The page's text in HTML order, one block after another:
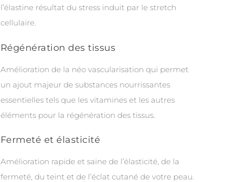
l’élastine résultat du stress induit par le stretch
cellulaire.
Régénération des tissus
Amélioration de la néo vascularisation qui permet
un ajout majeur de substances nourrissantes
essentielles tels que les vitamines et les autres
éléments pour la régénération des tissus.
Fermeté et élasticité
Amélioration rapide et saine de l’élasticité, de la
fermeté, du teint et de l’éclat cutané de votre peau.